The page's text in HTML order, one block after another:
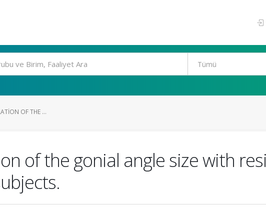
OF THE ...
of the gonial angle size with